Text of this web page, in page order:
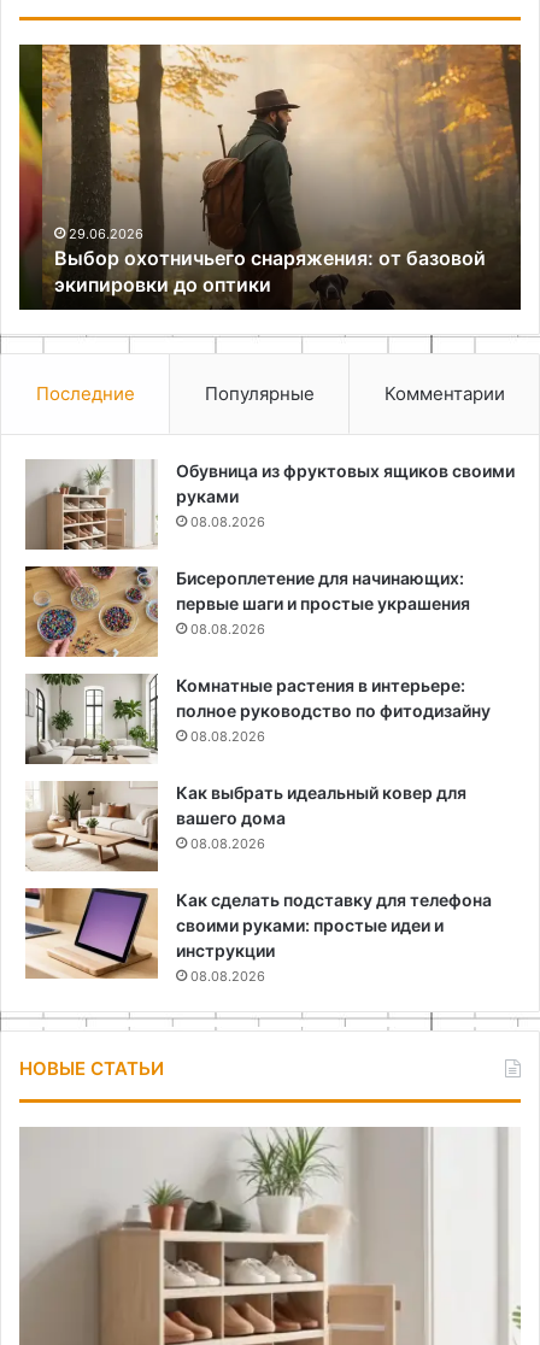
Выбор
охотничьего
снаряжения:
от
базовой
экипировки
до
оптики29.06.2026
Выбор охотничьего снаряжения: от базовой
экипировки до оптики
к
Последние Популярные Комментарии
Обувница из фруктовых ящиков своими
руками
08.08.2026
Бисероплетение для начинающих:
первые шаги и простые украшения
08.08.2026
Комнатные растения в интерьере:
полное руководство по фитодизайну
08.08.2026
Как выбрать идеальный ковер для
вашего дома
08.08.2026
Как сделать подставку для телефона
своими руками: простые идеи и
инструкции
08.08.2026
НОВЫЕ СТАТЬИ